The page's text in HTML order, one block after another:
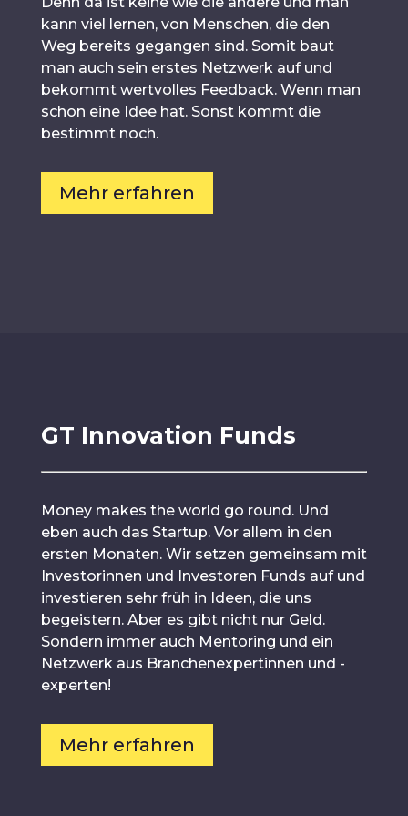
kann viel lernen, von Menschen, die den
Weg bereits gegangen sind. Somit baut
man auch sein erstes Netzwerk auf und
bekommt wertvolles Feedback. Wenn man
schon eine Idee hat. Sonst kommt die
bestimmt noch.
Mehr erfahren
GT Innovation Funds
Money makes the world go round. Und
eben auch das Startup. Vor allem in den
ersten Monaten. Wir setzen gemeinsam mit
Investorinnen und Investoren Funds auf und
investieren sehr früh in Ideen, die uns
begeistern. Aber es gibt nicht nur Geld.
Sondern immer auch Mentoring und ein
Netzwerk aus Branchenexpertinnen und -
experten!
Mehr erfahren